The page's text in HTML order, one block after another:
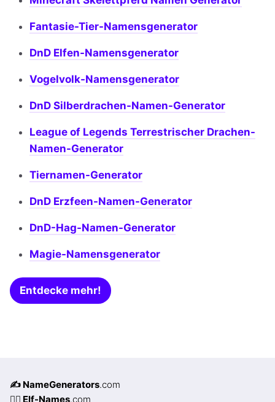
Fantasie-Tier-Namensgenerator
DnD Elfen-Namensgenerator
Vogelvolk-Namensgenerator
DnD Silberdrachen-Namen-Generator
League of Legends Terrestrischer Drachen-
Namen-Generator
Tiernamen-Generator
DnD Erzfeen-Namen-Generator
DnD-Hag-Namen-Generator
Magie-Namensgenerator
Entdecke mehr!
✍️ NameGenerators.com
🧝‍♀️ Elf-Names.com